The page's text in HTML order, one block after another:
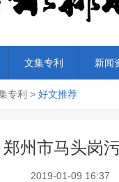
文集专利 新闻
专利 > 好文推荐
郑州市马头岗
2019-01-09